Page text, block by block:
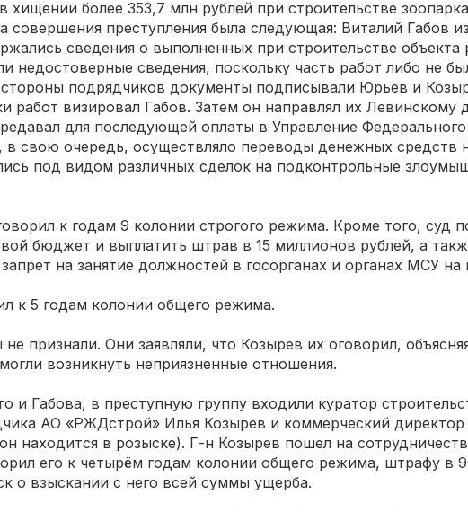
хищении более 353,7 млн рублей при строительстве
совершения преступления была следующая: Виталий Габов
сведения о выполненных при строительстве объекта
недостоверные сведения, поскольку часть работ либо не
подрядчиков документы подписывали Юрьев и
работ визировал Габов. Затем он направлял их Левинскому
для последующей оплаты в Управление Федерального
свою очередь, осуществляло переводы денежных средств
под видом различных сделок на подконтрольные
к годам 9 колонии строгого режима. Кроме того, суд
бюджет и выплатить штрав в 15 миллионов рублей, а
на занятие должностей в госорганах и органах МСУ на
к 5 годам колонии общего режима.
признали. Они заявляли, что Козырев их оговорил,
возникнуть неприязненные отношения.​
Габова, в преступную группу входили куратор
АО «РЖДстрой» Илья Козырев и коммерческий
находится в розыске). Г-н Козырев пошел на
его к четырём годам колонии общего режима, штрафу в
о взыскании с него всей суммы ущерба.​